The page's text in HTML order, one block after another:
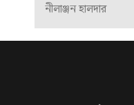
নীলাঞ্জন হালদার